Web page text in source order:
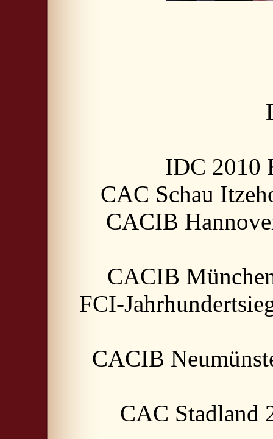
IDC 2010
CAC Schau
CACIB
CACIB
FCI-
CACIB
CAC Stadland